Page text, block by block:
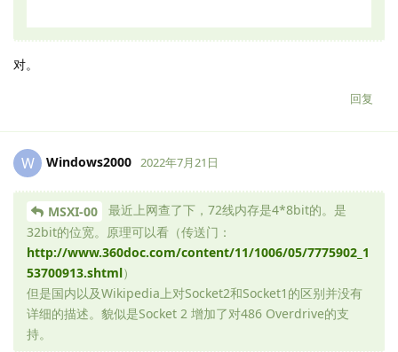
对。
回复
W Windows2000 2022年7月21日
MSXI-00
最近上网查了下，72线内存是4*8bit的。是
32bit的位宽。原理可以看（传送门：
http://www.360doc.com/content/11/1006/05/7775902_1
53700913.shtml）
但是国内以及Wikipedia上对Socket2和Socket1的区别并没有
详细的描述。貌似是Socket 2 增加了对486 Overdrive的支
持。